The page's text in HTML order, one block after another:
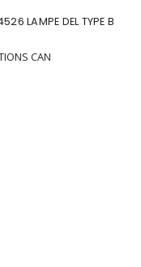
LAMPE DEL TYPE B
CAN